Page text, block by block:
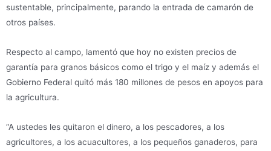
sustentable, principalmente, parando la entrada de camarón de
otros países.
Respecto al campo, lamentó que hoy no existen precios de
garantía para granos básicos como el trigo y el maíz y además el
Gobierno Federal quitó más 180 millones de pesos en apoyos para
la agricultura.
“A ustedes les quitaron el dinero, a los pescadores, a los
agricultores, a los acuacultores, a los pequeños ganaderos, para